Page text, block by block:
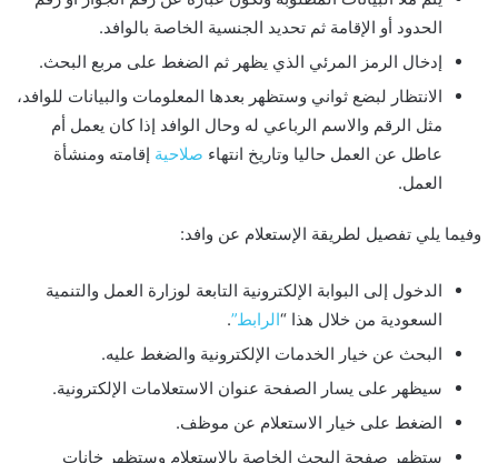
الحدود أو الإقامة ثم تحديد الجنسية الخاصة بالوافد.
إدخال الرمز المرئي الذي يظهر ثم الضغط على مربع البحث.
الانتظار لبضع ثواني وستظهر بعدها المعلومات والبيانات للوافد،
مثل الرقم والاسم الرباعي له وحال الوافد إذا كان يعمل أم
عاطل عن العمل حاليا وتاريخ انتهاء صلاحية إقامته ومنشأة
العمل.
وفيما يلي تفصيل لطريقة الإستعلام عن وافد:
الدخول إلى البوابة الإلكترونية التابعة لوزارة العمل والتنمية
السعودية من خلال هذا “الرابط”.
البحث عن خيار الخدمات الإلكترونية والضغط عليه.
سيظهر على يسار الصفحة عنوان الاستعلامات الإلكترونية.
الضغط على خيار الاستعلام عن موظف.
ستظهر صفحة البحث الخاصة بالاستعلام وستظهر خانات